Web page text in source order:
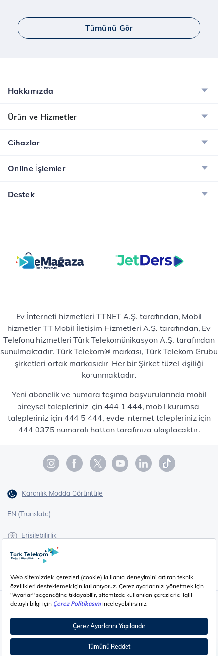
Tümünü Gör
Hakkımızda
Ürün ve Hizmetler
Cihazlar
Online İşlemler
Destek
Ev İnterneti hizmetleri TTNET A.Ş. tarafından, Mobil
hizmetler TT Mobil İletişim Hizmetleri A.Ş. tarafından, Ev
Telefonu hizmetleri Türk Telekomünikasyon A.Ş. tarafından
sunulmaktadır. Türk Telekom® markası, Türk Telekom Grubu
şirketleri ortak markasıdır. Her bir Şirket tüzel kişiliği
korunmaktadır.
Yeni abonelik ve numara taşıma başvurularında mobil
bireysel talepleriniz için 444 1 444, mobil kurumsal
talepleriniz için 444 5 444, evde internet talepleriniz için
444 0375 numaralı hattan tarafınıza ulaşılacaktır.
Karanlık Modda Görüntüle
EN (Translate)
Erişilebilirlik
İşaret Dili Çevirisi
Çerez Ayarları